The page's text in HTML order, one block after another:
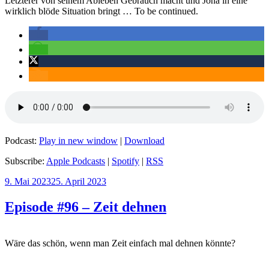
wirklich blöde Situation bringt … To be continued.
Podcast: Play in new window | Download
Subscribe: Apple Podcasts | Spotify | RSS
Veröffentlicht
9. Mai 202325. April 2023
Episode #96 – Zeit dehnen
Wäre das schön, wenn man Zeit einfach mal dehnen könnte?